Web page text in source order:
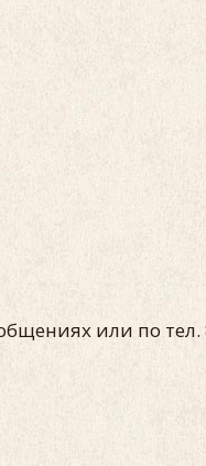
или по тел.